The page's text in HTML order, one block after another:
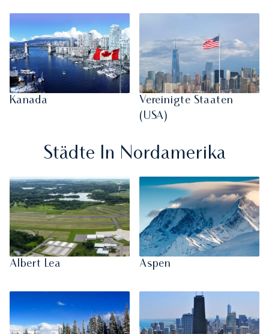
Kanada
Vereinigte Staaten
(USA)
Städte In Nordamerika
Albert Lea Aspen